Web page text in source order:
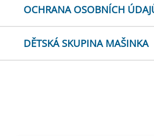
OCHRANA OSOBNÍCH
DĚTSKÁ SKUPINA MAŠINKA